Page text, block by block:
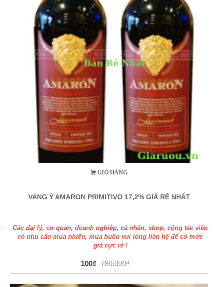
GIỎ HÀNG
VANG Ý AMARON PRIMITIVO 17,2% GIÁ RẺ NHẤT
Các đại lý, cơ quan, doanh nghiệp, cá nhân, shop, cộng tác viên
có nhu cầu mua nhiều, mua buôn vui lòng liên hệ để có mức
giá cực rẻ !
100₫ 780.000₫